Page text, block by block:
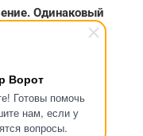
Ворот
Готовы помочь
нам, если у
вопросы.
Одинаковый
ворот